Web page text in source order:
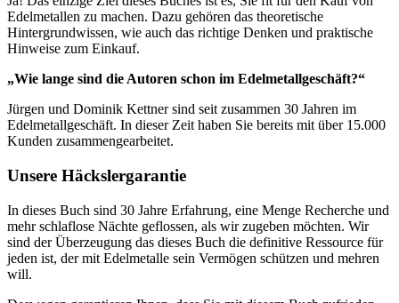
Edelmetallen zu machen. Dazu gehören das theoretische
Hintergrundwissen, wie auch das richtige Denken und praktische
Hinweise zum Einkauf.
„Wie lange sind die Autoren schon im Edelmetallgeschäft?“
Jürgen und Dominik Kettner sind seit zusammen 30 Jahren im
Edelmetallgeschäft. In dieser Zeit haben Sie bereits mit über 15.000
Kunden zusammengearbeitet.
Unsere Häckslergarantie
In dieses Buch sind 30 Jahre Erfahrung, eine Menge Recherche und
mehr schlaflose Nächte geflossen, als wir zugeben möchten. Wir
sind der Überzeugung das dieses Buch die definitive Ressource für
jeden ist, der mit Edelmetalle sein Vermögen schützen und mehren
will.